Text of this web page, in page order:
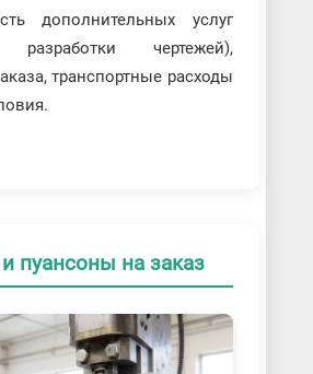
дополнительных услуг
разработки чертежей),
транспортные расходы
пуансоны на заказ